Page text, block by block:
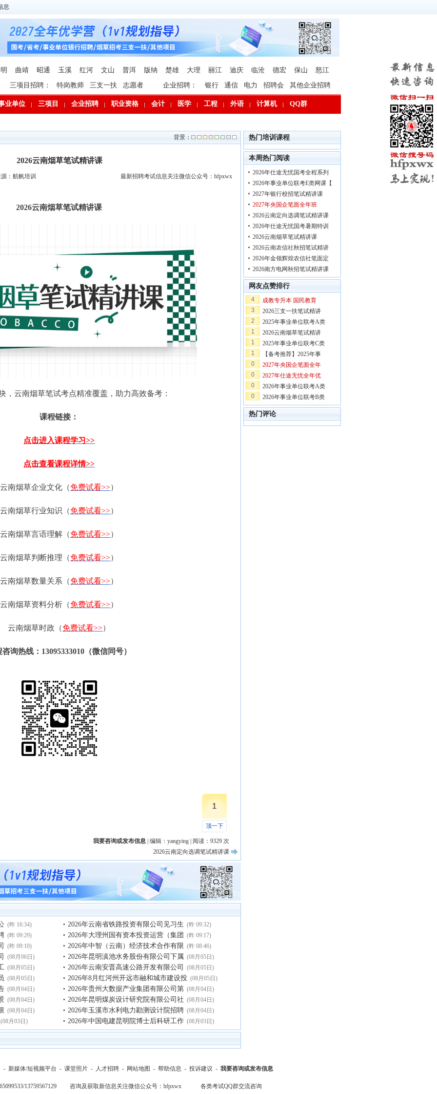
息
曲靖 昭通 玉溪 红河 文山 普洱 版纳 楚雄 大理 丽江 迪庆 临沧 德宏 保山 怒江
三项目招聘： 特岗教师 三支一扶 志愿者 企业招聘： 银行 通信 电力 招聘会 其他企业招聘
业单位 三项目 企业招聘 职业资格 会计 医学 工程 外语 计算机 QQ群
背景：
2026云南烟草笔试精讲课
：航帆培训 最新招聘考试信息关注微信公众号：hfpxwx
2026云南烟草笔试精讲课
，云南烟草笔试考点精准覆盖，助力高效备考：
课程链接：
点击进入课程学习>>
点击查看课程详情>>
云南烟草企业文化（免费试看>>）
云南烟草行业知识（免费试看>>）
云南烟草言语理解（免费试看>>）
云南烟草判断推理（免费试看>>）
云南烟草数量关系（免费试看>>）
云南烟草资料分析（免费试看>>）
云南烟草时政（免费试看>>）
咨询热线：13095333010（微信同号）
1
顶一下
我要咨询或发布信息 | 编辑： yangying | 阅读： 9329 次
2026云南定向选调笔试精讲课
(昨 16:34)
(昨 09:29)
(昨 09:10)
(08月06日)
(08月05日)
(08月05日)
(08月04日)
(08月04日)
(08月04日)
(08月03日)
2026年云南省铁路投资有限公司见习生 (昨 09:32)
2026年大理州国有资本投资运营（集团 (昨 09:17)
2026年中智（云南）经济技术合作有限 (昨 08:46)
2026年昆明滇池水务股份有限公司下属 (08月05日)
2026年云南安晋高速公路开发有限公司 (08月05日)
2026年8月红河州开远市融和城市建设投 (08月05日)
2026年贵州大数据产业集团有限公司第 (08月04日)
2026年昆明煤炭设计研究院有限公司社 (08月04日)
2026年玉溪市水利电力勘测设计院招聘 (08月04日)
2026年中国电建昆明院博士后科研工作 (08月03日)
热门培训课程
本周热门阅读
2026年仕途无忧国考全程系列
2026年事业单位联考E类网课【
2027年银行校招笔试精讲课
2027年央国企笔面全年班
2026云南定向选调笔试精讲课
2026年仕途无忧国考暑期特训
2026云南烟草笔试精讲课
2026云南农信社秋招笔试精讲
2026年金领辉煌农信社笔面定
2026南方电网秋招笔试精讲课
网友点赞排行
4
成教专升本 国民教育
3
2026三支一扶笔试精讲
2
2025年事业单位联考A类
1
2026云南烟草笔试精讲
1
2025年事业单位联考C类
1
【备考推荐】2025年事
0
2027年央国企笔面全年
0
2027年仕途无忧全年优
0
2026年事业单位联考A类
0
2026年事业单位联考B类
热门评论
- 新媒体/短视频平台 - 课堂照片- 人才招聘- 网站地图 - 帮助信息 - 投诉建议 - 我要咨询或发布信息
65099533/13759567129 咨询及获取新信息关注微信公众号：hfpxwx 各类考试QQ群交流咨询